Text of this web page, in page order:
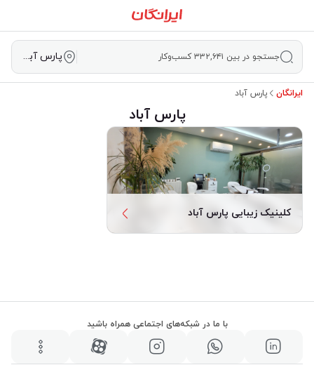
جستجو در بین ۳۳۲,۶۴۱ کسب‌وکار پارس آباد
ایرانگان پارس آباد
پارس آباد
کلینیک زیبایی پارس آباد
با ما در شبکه‌های اجتماعی همراه باشید